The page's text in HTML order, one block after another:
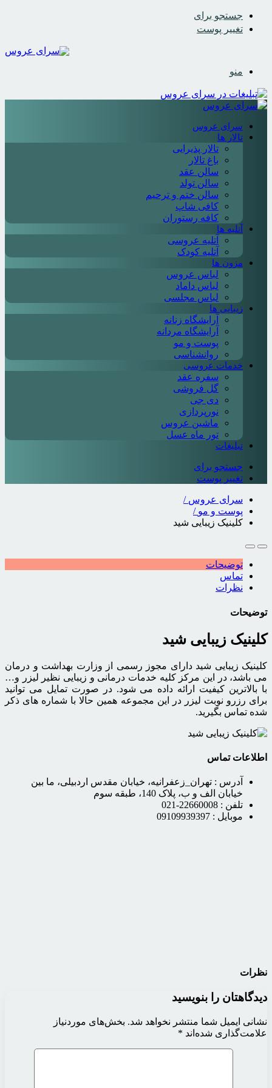
جستجو برای
تغییر پوست
منو
سرای عروس
تالار ها
تالار پذیرایی
باغ تالار
سالن عقد
سالن تولد
سالن ختم و ترحیم
کافی شاپ
کافه رستوران
آتلیه ها
آتلیه عروسی
آتلیه کودک
مزون ها
لباس عروس
لباس داماد
لباس مجلسی
زیبایی ها
آرایشگاه زنانه
آرایشگاه مردانه
پوست و مو
روانشناسی
خدمات عروسی
سفره عقد
گل فروشی
دی جی
نورپردازی
ماشین عروس
تور ماه عسل
تبلیغات
جستجو برای
تغییر پوست
سرای عروس /
پوست و مو /
کلینیک زیبایی شید
توضیحات
تماس
نظرات
توضیحات
کلینیک زیبایی شید
کلینیک زیبایی شید دارای مجوز رسمی از وزارت بهداشت و درمان
می باشد، در این مرکز کلیه خدمات درمانی و زیبایی نظیر لیزر و…
با بالاترین کیفیت ارائه داده می شود. در صورت تمایل می توانید
برای رزرو نوبت لیزر در این مجموعه همین حالا با شماره های ذکر
شده تماس بگیرید.
اطلاعات تماس
آدرس : تهران_زعفرانیه، خیابان مقدس اردبیلی، ما بین
خیابان الف و ب، پلاک 140، طبقه سوم
تلفن : 22660008-021
موبایل : 09109939397
نظرات
دیدگاهتان را بنویسید
نشانی ایمیل شما منتشر نخواهد شد. بخش‌های موردنیاز
علامت‌گذاری شده‌اند *